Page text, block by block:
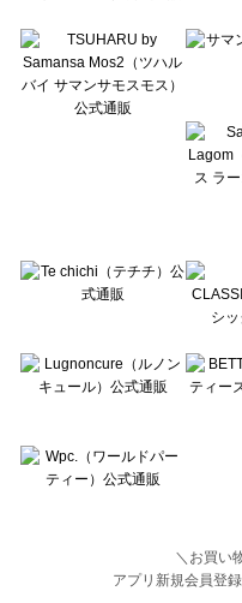
Lugnoncure（ルノンキュール）のト
BETTY'S BLUE（べティーズブルー）
Wpc.（ワールドパーティー）のトッ
＼お買い
アプリ新規会員登